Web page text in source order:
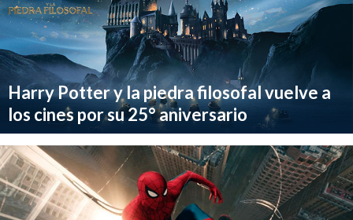
Harry Potter y la piedra filosofal vuelve a
los cines por su 25° aniversario